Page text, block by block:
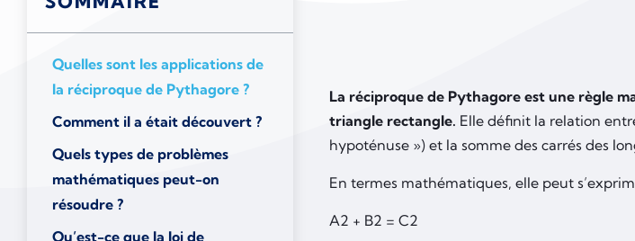
Quelles sont les applications de
la réciproque de Pythagore ?
Comment il a était découvert ?
Quels types de problèmes
mathématiques peut-on
résoudre ?
Qu’est-ce que la loi de
La réciproque de Pythagore est une règle
triangle rectangle. Elle définit la relation
hypoténuse ») et la somme des carrés des
En termes mathématiques, elle peut
A2 + B2 = C2